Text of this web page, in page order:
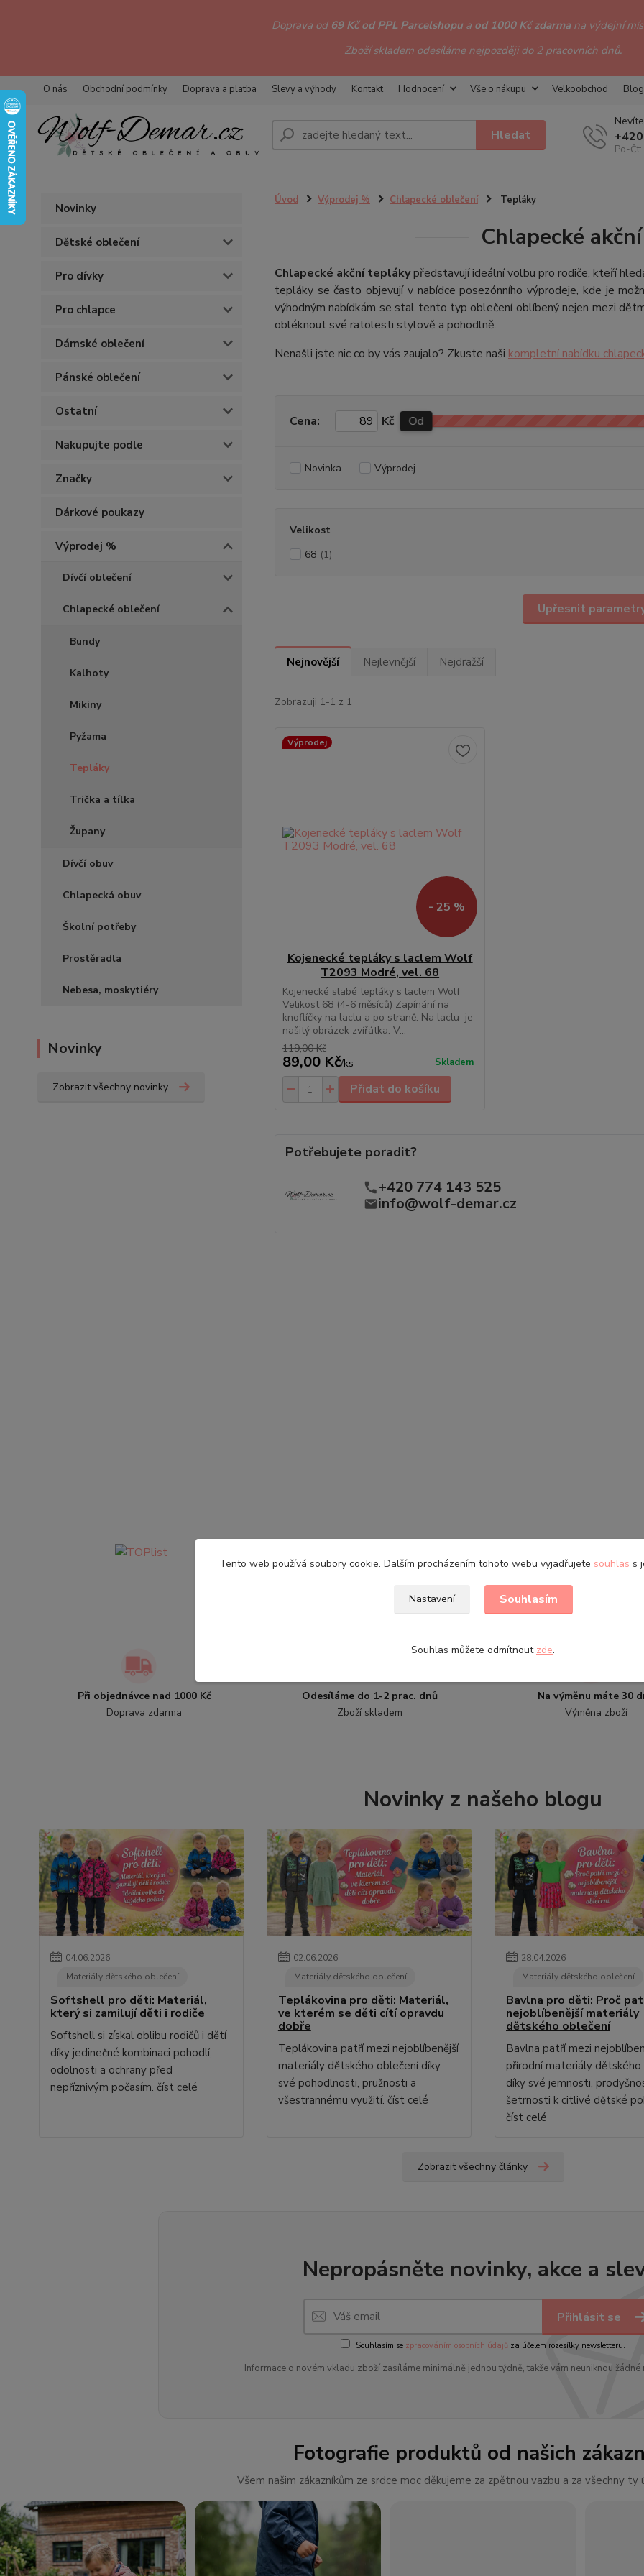
Doprava od 69 Kč od PPL Parcelshopua od 1000 Kč zdarma na výdejní
Zboží skladem odesíláme nejpozději do 2 pracovních dnů.
O nás Obchodní podmínky Doprava a platba Slevy a výhody Kontakt Hodnocení Vše o nákupu Velkoobchod Blog
Hledat
Po-
Novinky
Dětské oblečení
Pro dívky
Pro chlapce
Dámské oblečení
Pánské oblečení
Ostatní
Nakupujte podle
Značky
Dárkové poukazy
Výprodej %
Dívčí oblečení
Chlapecké oblečení
Bundy
Kalhoty
Mikiny
Pyžama
Tepláky
Trička a tílka
Župany
Dívčí obuv
Chlapecká obuv
Školní potřeby
Prostěradla
Nebesa, moskytiéry
Novinky
Zobrazit všechny novinky
Úvod Výprodej % Chlapecké oblečení Tepláky
Chlapecké
Chlapecké akční teplákypředstavují ideální volbu pro rodiče, kteří
tepláky se často objevují v nabídce posezónního výprodeje, kde je
výhodným nabídkám se stal tento typ oblečení oblíbený nejen mezi
obléknout své ratolesti stylově a pohodlně.
Nenašli jste nic co by vás zaujalo? Zkuste naši kompletní nabídku
Upřesnit
Cena: Kč Od
Novinka Výprodej
Velikost
68 (1)
Nejnovější Nejlevnější Nejdražší
Zobrazuji 1-1 z 1
Výprodej
- 25 %
Kojenecké tepláky s laclem Wolf
T2093 Modré, vel. 68
Kojenecké slabé tepláky s laclem Wolf
Velikost 68 (4-6 měsíců) Zapínání na
knoflíčky na laclu a po straně. Na laclu je
našitý obrázek zvířátka. V...
119,00 Kč
89,00 Kč/ks Skladem
Přidat do košíku
Potřebujete poradit?
+420 774 143 525
info@wolf-demar.cz
Při objednávce nad 1000 Kč
Doprava zdarma
Odesíláme do 1-2 prac. dnů
Zboží skladem
Na výměnu máte 30
Výměna zboží
Novinky z našeho blogu
04.06.2026
Materiály dětského oblečení
Softshell pro děti: Materiál,
který si zamilují děti i rodiče
Softshell si získal oblibu rodičů i dětí
díky jedinečné kombinaci pohodlí,
odolnosti a ochrany před
nepříznivým počasím. číst celé
02.06.2026
Materiály dětského oblečení
Teplákovina pro děti: Materiál,
ve kterém se děti cítí opravdu
dobře
Teplákovina patří mezi nejoblíbenější
materiály dětského oblečení díky
své pohodlnosti, pružnosti a
všestrannému využití. číst celé
28.04.2026
Materiály dětského oblečení
Bavlna pro děti: Proč
nejoblíbenější materiály
dětského oblečení
Bavlna patří mezi
přírodní materiály
díky své jemnosti,
šetrnosti k citlivé dětské
číst celé
Zobrazit všechny články
Nepropásněte novinky, akce a
Přihlásit se
Souhlasím se zpracováním osobních údajů za účelem rozesílky newsletteru.
Informace o novém vkladu zboží zasíláme minimálně jednou týdně, takže vám neuniknou žádné
Fotografie produktů od našich
Všem našim zákazníkům ze srdce moc děkujeme za zpětnou vazbu a za všechny
Tento web používá soubory cookie. Dalším procházením tohoto webu vyjadřujete souhlas s
Nastavení Souhlasím
Souhlas můžete odmítnout zde.